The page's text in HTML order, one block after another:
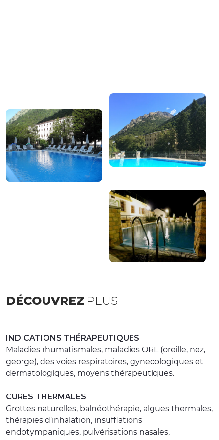
DÉCOUVREZ PLUS
INDICATIONS THÉRAPEUTIQUES
Maladies rhumatismales, maladies ORL (oreille, nez,
george), des voies respiratoires, gynecologiques et
dermatologiques, moyens thérapeutiques.
CURES THERMALES
Grottes naturelles, balnéothérapie, algues thermales,
thérapies d’inhalation, insufflations
endotympaniques, pulvérisations nasales,